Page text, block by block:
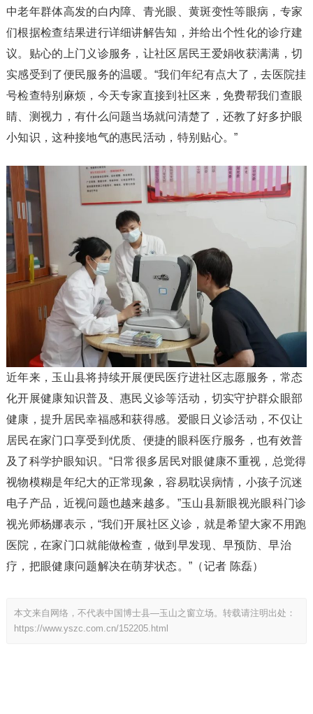
中老年群体高发的白内障、青光眼、黄斑变性等眼病，专家
们根据检查结果进行详细讲解告知，并给出个性化的诊疗建
议。贴心的上门义诊服务，让社区居民王爱娟收获满满，切
实感受到了便民服务的温暖。“我们年纪有点大了，去医院挂
号检查特别麻烦，今天专家直接到社区来，免费帮我们查眼
睛、测视力，有什么问题当场就问清楚了，还教了好多护眼
小知识，这种接地气的惠民活动，特别贴心。”
近年来，玉山县将持续开展便民医疗进社区志愿服务，常态
化开展健康知识普及、惠民义诊等活动，切实守护群众眼部
健康，提升居民幸福感和获得感。爱眼日义诊活动，不仅让
居民在家门口享受到优质、便捷的眼科医疗服务，也有效普
及了科学护眼知识。“日常很多居民对眼健康不重视，总觉得
视物模糊是年纪大的正常现象，容易耽误病情，小孩子沉迷
电子产品，近视问题也越来越多。”玉山县新眼视光眼科门诊
视光师杨娜表示，“我们开展社区义诊，就是希望大家不用跑
医院，在家门口就能做检查，做到早发现、早预防、早治
疗，把眼健康问题解决在萌芽状态。”（记者 陈磊）
本文来自网络，不代表中国博士县—玉山之窗立场。转载请注明出处：
https://www.yszc.com.cn/152205.html